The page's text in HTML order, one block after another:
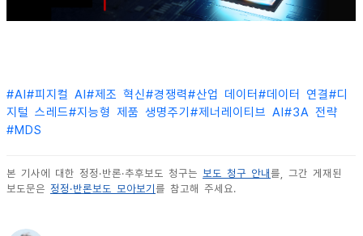
#AI#피지컬 AI#제조 혁신#경쟁력#산업 데이터 #데이터 연결#디
지털 스레드#지능형 제품 생명주기 #제너레이티브 AI#3A 전략
#MDS
본 기사에 대한 정정·반론·추후보도 청구는 보도 청구 안내 를, 그간 게재된
보도문은 정정·반론보도 모아보기 를 참고해 주세요.